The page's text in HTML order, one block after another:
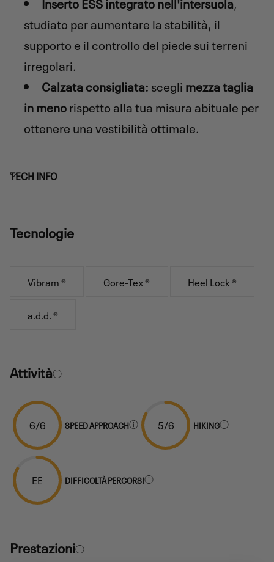
studiato per aumentare la stabilità, il
supporto e il controllo del piede sui terreni
irregolari.
Calzata consigliata: scegli mezza taglia
in menorispetto alla tua misura abituale per
ottenere una vestibilità ottimale.
TECH INFO
Tecnologie
Vibram ® Gore-Tex ® Heel Lock ®
a.d.d. ®
Attività
6/6 SPEED APPROACH 5/6 HIKING
EE DIFFICOLTÀ PERCORSI
Prestazioni